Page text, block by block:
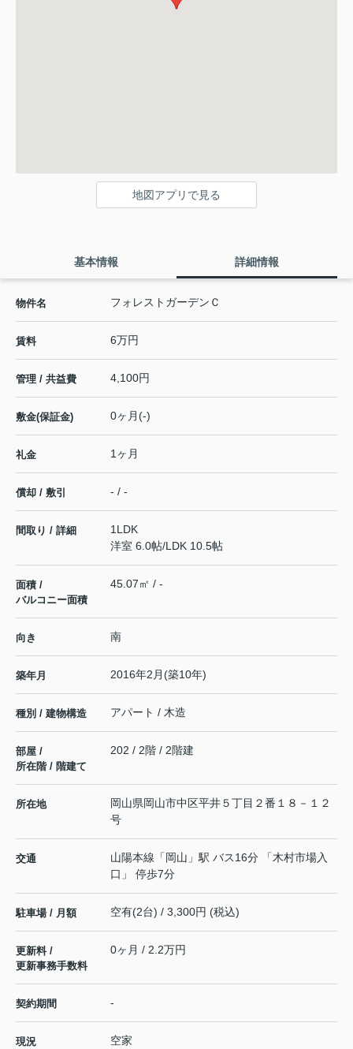
地図アプリで見る
基本情報 詳細情報
物件名 フォレストガーデンＣ
賃料 6万円
管理 / 共益費 4,100円
敷金(保証金) 0ヶ月(-)
礼金 1ヶ月
償却 / 敷引 - / -
間取り / 詳細
1LDK
洋室 6.0帖/LDK 10.5帖
面積 /
バルコニー面積
45.07㎡ / -
向き 南
築年月 2016年2月(築10年)
種別 / 建物構造 アパート / 木造
部屋 /
所在階 / 階建て
202 / 2階 / 2階建
所在地 岡山県岡山市中区平井５丁目２番１８－１２
号
交通 山陽本線 「 岡山 」駅 バス16分 「木村市場入
口」 停歩7分
駐車場 / 月額 空有(2台) / 3,300円 (税込)
更新料 /
更新事務手数料
0ヶ月 / 2.2万円
契約期間 -
現況 空家